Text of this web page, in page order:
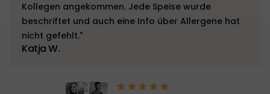
Kollegen angekommen. Jede Speise wurde
beschriftet und auch eine Info über Allergene hat
nicht gefehlt."
Katja W.